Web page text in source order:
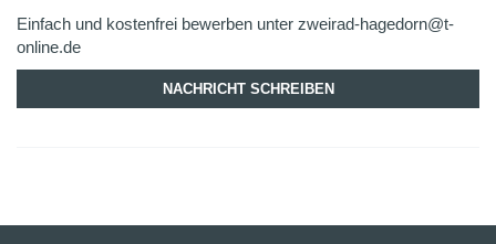
Einfach und kostenfrei bewerben unter zweirad-hagedorn@t-
online.de
NACHRICHT SCHREIBEN